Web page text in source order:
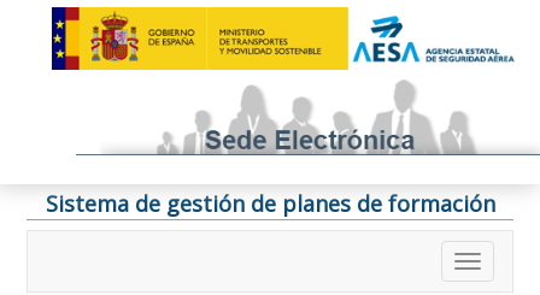
Sistema de gestión de planes de formación